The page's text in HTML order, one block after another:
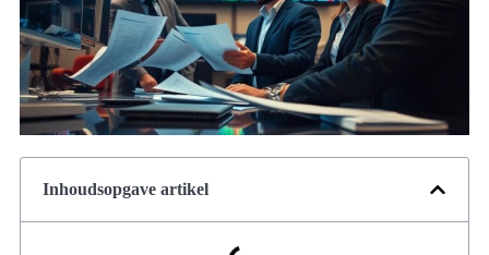
Inhoudsopgave artikel